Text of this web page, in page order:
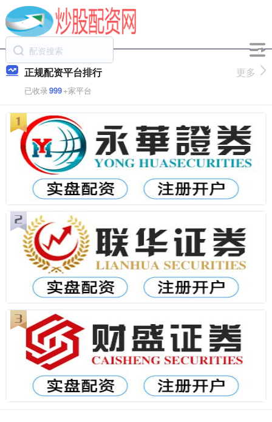
正规配资平台排行
已收录999+家平台
更多